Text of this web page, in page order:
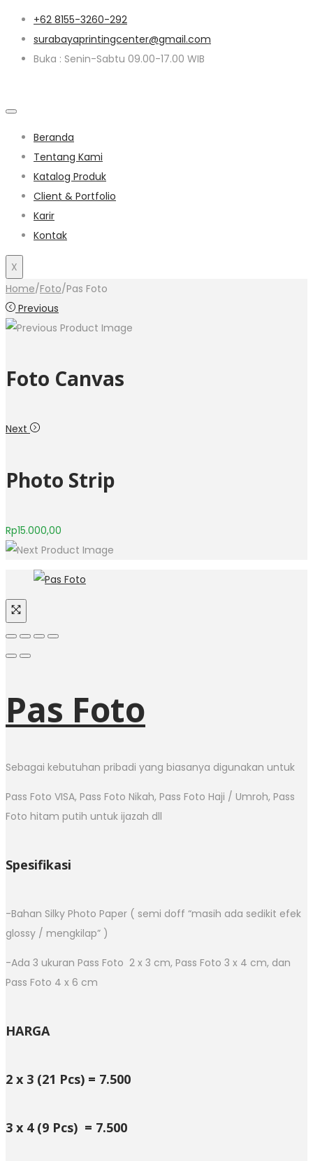
+62 8155-3260-292
surabayaprintingcenter@gmail.com
Buka : Senin-Sabtu 09.00-17.00 WIB
Beranda
Tentang Kami
Katalog Produk
Client & Portfolio
Karir
Kontak
X
Home/Foto/Pas Foto
Previous
Foto Canvas
Next
Photo Strip
Rp15.000,00
Pas Foto
Sebagai kebutuhan pribadi yang biasanya digunakan untuk
Pass Foto VISA, Pass Foto Nikah, Pass Foto Haji / Umroh, Pass
Foto hitam putih untuk ijazah dll
Spesifikasi
-Bahan Silky Photo Paper ( semi doff “masih ada sedikit efek
glossy / mengkilap” )
-Ada 3 ukuran Pass Foto 2 x 3 cm, Pass Foto 3 x 4 cm, dan
Pass Foto 4 x 6 cm
HARGA
2 x 3 (21 Pcs) = 7.500
3 x 4 (9 Pcs) = 7.500